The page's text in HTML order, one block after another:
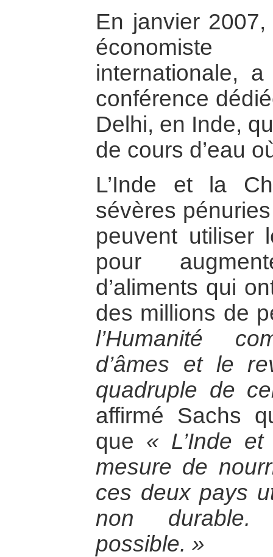
En janvier
internationale,
conférence
Delhi, en Inde,
de cours d’eau
L’Inde et la
sévères
peuvent utiliser
pour
d’aliments qui
des millions de
l’Humanité
d’âmes et le
quadruple de
affirmé Sachs
que « L’Inde
mesure de
ces deux pays
non
possible. »